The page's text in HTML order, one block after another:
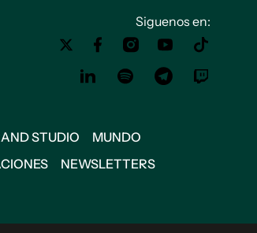
Siguenos en:
STUDIO
MUNDO
NEWSLETTERS